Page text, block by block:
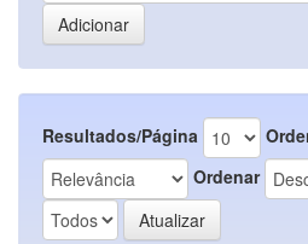
Resultados/Página
Ordenar